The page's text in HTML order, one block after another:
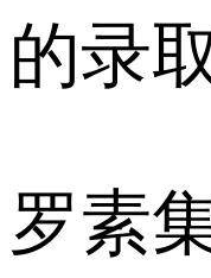
的录
罗素